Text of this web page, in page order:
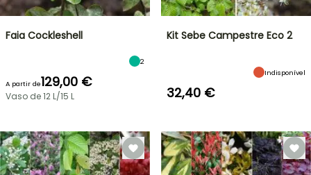
Faia Cockleshell
2
A partir de129,00 €
Vaso de 12 L/15 L
Kit Sebe Campestre Eco 2
Indisponível
32,40 €